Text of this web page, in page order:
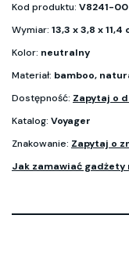
Kod produktu: V8241-00
Wymiar: 13,3 x 3,8 x 11,4
Kolor: neutralny
Materiał: bamboo,
Dostępność: Zapytaj o
Katalog: Voyager
Znakowanie: Zapytaj o
Jak zamawiać gadżety